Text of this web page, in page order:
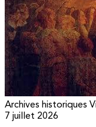
Archives historiques
7 juillet 2026